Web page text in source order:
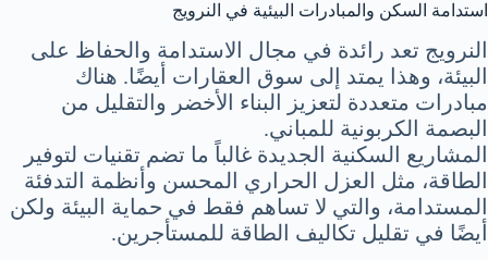
استدامة السكن والمبادرات البيئية في النرويج
النرويج تعد رائدة في مجال الاستدامة والحفاظ على
البيئة، وهذا يمتد إلى سوق العقارات أيضًا. هناك
مبادرات متعددة لتعزيز البناء الأخضر والتقليل من
البصمة الكربونية للمباني.
المشاريع السكنية الجديدة غالباً ما تضم تقنيات لتوفير
الطاقة، مثل العزل الحراري المحسن وأنظمة التدفئة
المستدامة، والتي لا تساهم فقط في حماية البيئة ولكن
أيضًا في تقليل تكاليف الطاقة للمستأجرين.